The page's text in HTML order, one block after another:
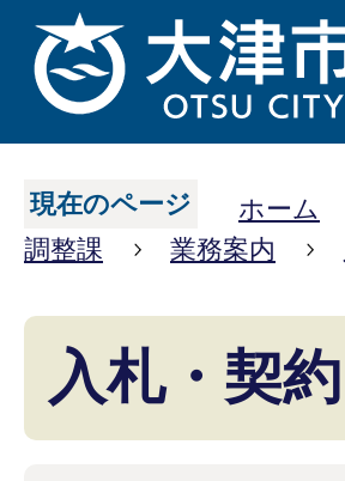
現在のページ ホーム
調整課
業務案内
入札・契約